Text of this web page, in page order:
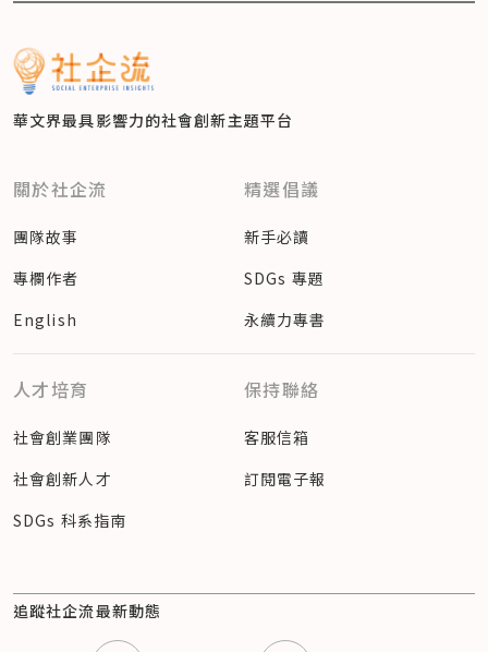
華文界最具影響力的社會創新主題平台
關於社企流
團隊故事
專欄作者
English
精選倡議
新手必讀
SDGs 專題
永續力專書
人才培育
社會創業團隊
社會創新人才
SDGs 科系指南
保持聯絡
客服信箱
訂閱電子報
追蹤社企流最新動態